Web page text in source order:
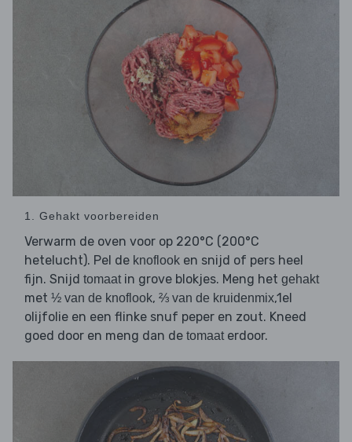
1. Gehakt voorbereiden
Verwarm de oven voor op 220°C (200°C
hetelucht). Pel de knoflook en snijd of pers heel
fijn. Snijd tomaat in grove blokjes. Meng het gehakt
met ½ van de knoflook, ⅔ van de kruidenmix,1el
olijfolie en een flinke snuf peper en zout. Kneed
goed door en meng dan de tomaat erdoor.